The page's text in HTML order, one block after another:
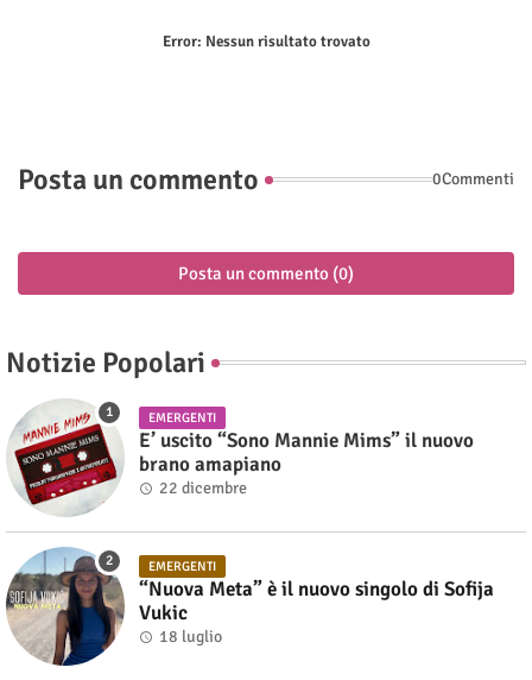
Error: Nessun risultato trovato
Posta un commento 0Commenti
Posta un commento (0)
Notizie Popolari
EMERGENTI
E’ uscito “Sono Mannie Mims” il nuovo
brano amapiano
22 dicembre
EMERGENTI
“Nuova Meta” è il nuovo singolo di Sofija
Vukic
18 luglio